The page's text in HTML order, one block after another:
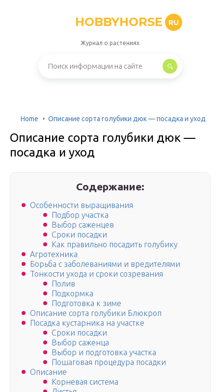
HOBBYHORSE RU
Журнал о растениях
Home Описание сорта голубики дюк — посадка и уход
Описание сорта голубики дюк —
посадка и уход
Содержание:
Особенности выращивания
Подбор участка
Выбор саженцев
Сроки посадки
Как правильно посадить голубику
Агротехника
Борьба с заболеваниями и вредителями
Тонкости ухода и сроки созревания
Полив
Подкормка
Подготовка к зиме
Описание сорта голубики Блюкроп
Посадка кустарника на участке
Сроки посадки
Выбор саженца
Выбор и подготовка участка
Пошаговая процедура посадки
Описание
Корневая система